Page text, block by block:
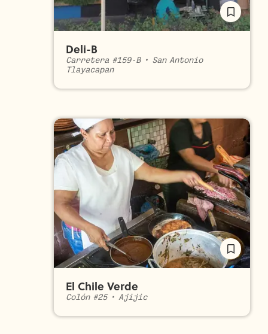
Deli-B
Carretera #159-B• San Antonio
Tlayacapan
El Chile Verde
Colón #25• Ajijic